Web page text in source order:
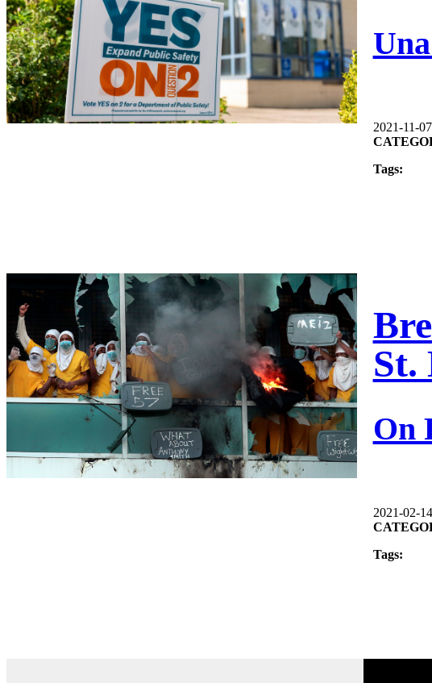
2021-11-07
Tags:
St.
On
2021-02-14
Tags: